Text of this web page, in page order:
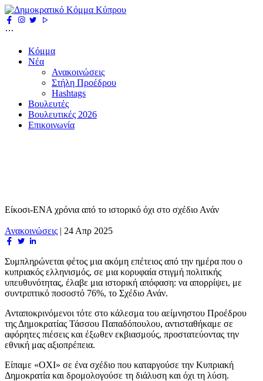
Κόμμα
Νέα
Ανακοινώσεις
Στήλη Προέδρου
Hashtags
Βουλευτές
Βουλευτικές 2026
Επικοινωνία
Είκοσι-ΕΝΑ χρόνια από το ιστορικό όχι στο σχέδιο Ανάν
Ανακοινώσεις | 24 Απρ 2025
Συμπληρώνεται φέτος μια ακόμη επέτειος από την ημέρα που ο
κυπριακός ελληνισμός, σε μια κορυφαία στιγμή πολιτικής
υπευθυνότητας, έλαβε μια ιστορική απόφαση: να απορρίψει, με
συντριπτικό ποσοστό 76%, το Σχέδιο Ανάν.
Ανταποκρινόμενοι τότε στο κάλεσμα του αείμνηστου Προέδρου
της Δημοκρατίας Τάσσου Παπαδόπουλου, αντισταθήκαμε σε
αφόρητες πιέσεις και έξωθεν εκβιασμούς, προστατεύοντας την
εθνική μας αξιοπρέπεια.
Είπαμε «ΟΧΙ» σε ένα σχέδιο που καταργούσε την Κυπριακή
Δημοκρατία και δρομολογούσε τη διάλυση και όχι τη λύση.